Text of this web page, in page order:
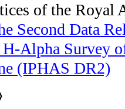
of the Royal
Second Data
Alpha Survey
(IPHAS DR2)